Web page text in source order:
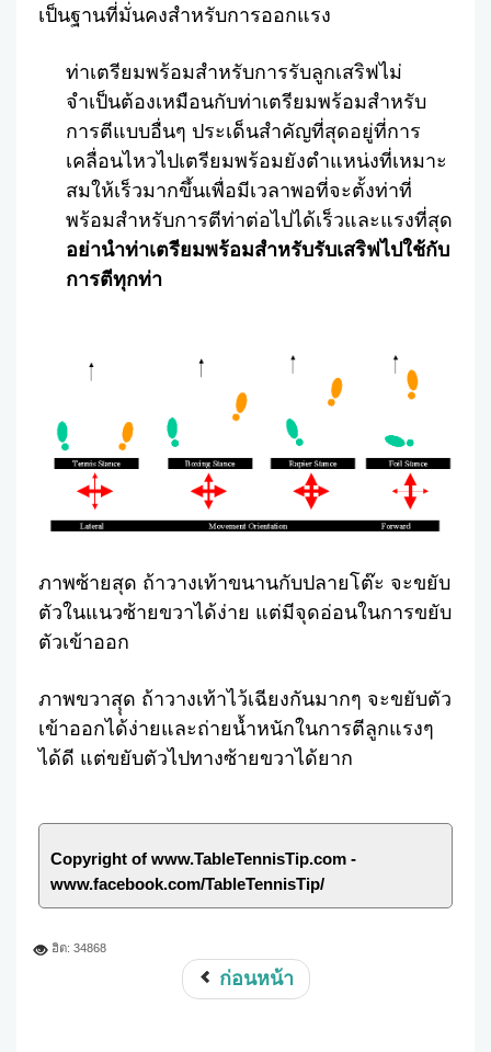
เป็นฐานที่มั่นคงสำหรับการออกแรง
ท่าเตรียมพร้อมสำหรับการรับลูกเสริฟไม่
จำเป็นต้องเหมือนกับท่าเตรียมพร้อมสำหรับ
การตีแบบอื่นๆ ประเด็นสำคัญที่สุดอยู่ที่การ
เคลื่อนไหวไปเตรียมพร้อมยังตำแหน่งที่เหมาะ
สมให้เร็วมากขึ้นเพื่อมีเวลาพอที่จะตั้งท่าที่
พร้อมสำหรับการตีท่าต่อไปได้เร็วและแรงที่สุด
อย่านำท่าเตรียมพร้อมสำหรับรับเสริฟไปใช้กับ
การตีทุกท่า
ภาพซ้ายสุด ถ้าวางเท้าขนานกับปลายโต๊ะ จะขยับ
ตัวในแนวซ้ายขวาได้ง่าย แต่มีจุดอ่อนในการขยับ
ตัวเข้าออก
ภาพขวาสุุด ถ้าวางเท้าไว้เฉียงกันมากๆ จะขยับตัว
เข้าออกได้ง่ายและถ่ายน้ำหนักในการตีลูกแรงๆ
ได้ดี แต่ขยับตัวไปทางซ้ายขวาได้ยาก
Copyright of www.TableTennisTip.com -
www.facebook.com/TableTennisTip/
ฮิต: 34868
ก่อนหน้า